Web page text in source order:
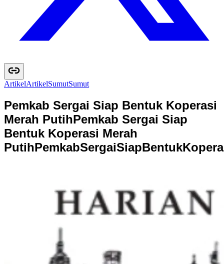
ArtikelArtikelSumutSumut
Pemkab Sergai Siap Bentuk Koperasi
Merah PutihPemkab Sergai Siap
Bentuk Koperasi Merah
PutihPemkabSergaiSiapBentukKopera